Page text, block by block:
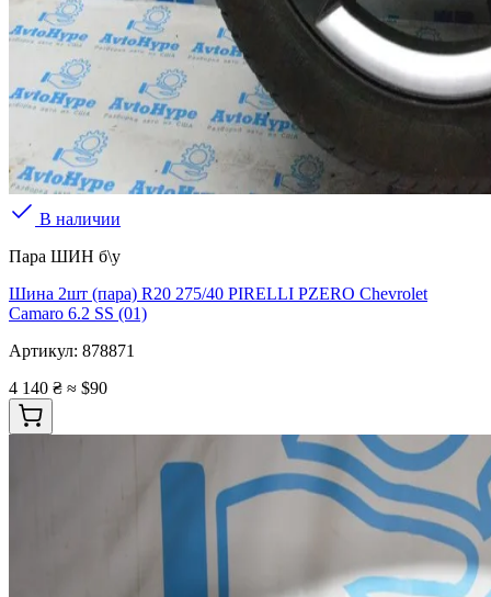
В наличии
Пара ШИН б\у
Шина 2шт (пара) R20 275/40 PIRELLI PZERO Chevrolet
Camaro 6.2 SS (01)
Артикул: 878871
4 140 ₴ ≈ $90